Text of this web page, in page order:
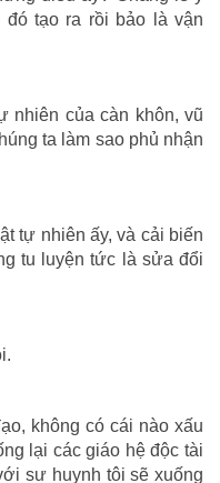
đó tạo ra rồi bảo là vận
nhiên của càn khôn, vũ
ta làm sao phủ nhận
tự nhiên ấy, và cải biến
tu luyện tức là sửa đổi
không có cái nào xấu
lại các giáo hệ độc tài
sư huynh tôi sẽ xuống